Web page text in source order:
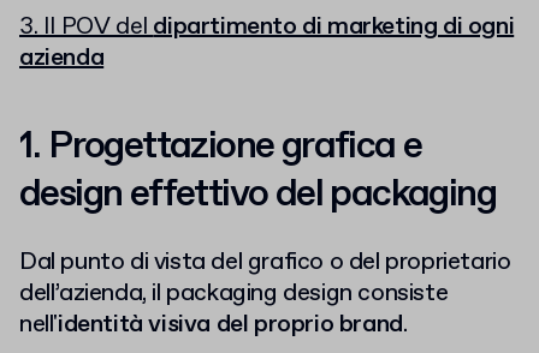
3. Il POV deldipartimento di marketing di ogni
azienda
1. Progettazione grafica e
design effettivo del packaging
Dal punto di vista del grafico o del proprietario
dell’azienda, il packaging design consiste
nell'identità visiva del proprio brand.